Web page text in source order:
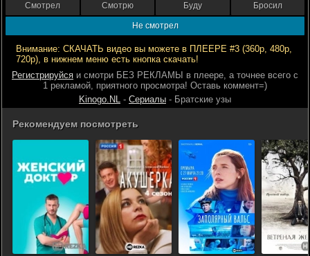
Смотрел Смотрю Буду Бросил
Не смотрел
Внимание: СКАЧАТЬ видео вы можете в ПЛЕЕРЕ #3 (360р, 480р,
720р), в нижнем меню есть кнопка скачать!
Регистрируйся и смотри БЕЗ РЕКЛАМЫ в плеере, а точнее всего с
1 рекламой, приятного просмотра! Оставь коммент=)
Kinogo.NL - Сериалы - Братские узы
Рекомендуем посмотреть